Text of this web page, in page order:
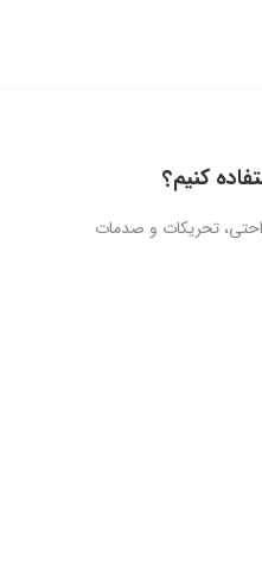
کنیم؟
تحریکات و صدمات